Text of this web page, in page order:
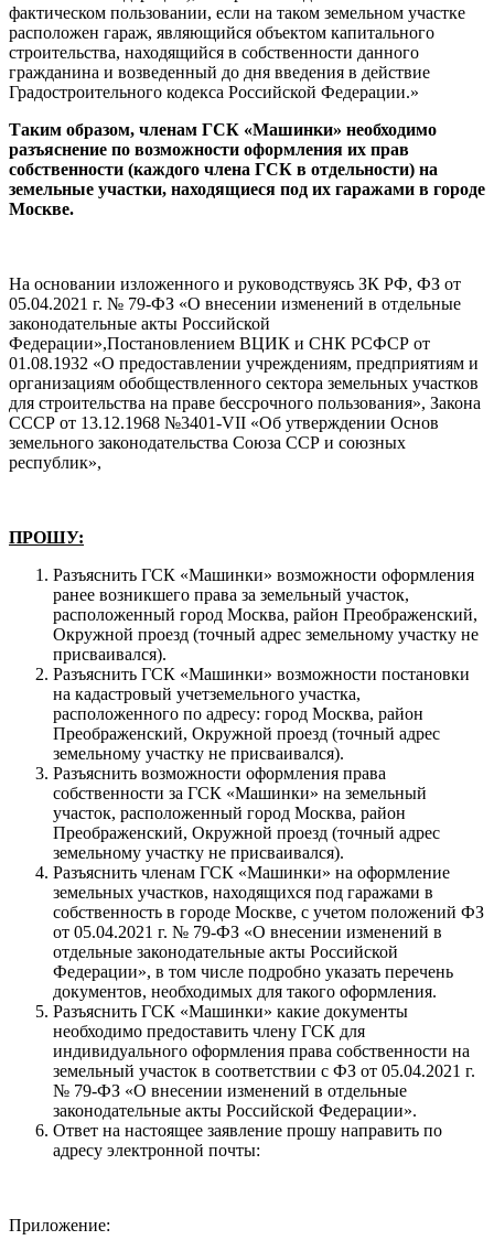
фактическом пользовании, если на таком земельном участке
расположен гараж, являющийся объектом капитального
строительства, находящийся в собственности данного
гражданина и возведенный до дня введения в действие
Градостроительного кодекса Российской Федерации.»
Таким образом, членам ГСК «Машинки» необходимо
разъяснение по возможности оформления их прав
собственности (каждого члена ГСК в отдельности) на
земельные участки, находящиеся под их гаражами в городе
Москве.
На основании изложенного и руководствуясь ЗК РФ, ФЗ от
05.04.2021 г. № 79-ФЗ «О внесении изменений в отдельные
законодательные акты Российской
Федерации»,Постановлением ВЦИК и СНК РСФСР от
01.08.1932 «О предоставлении учреждениям, предприятиям и
организациям обобществленного сектора земельных участков
для строительства на праве бессрочного пользования», Закона
СССР от 13.12.1968 №3401-VII «Об утверждении Основ
земельного законодательства Союза ССР и союзных
республик»,
ПРОШУ:
Разъяснить ГСК «Машинки» возможности оформления
ранее возникшего права за земельный участок,
расположенный город Москва, район Преображенский,
Окружной проезд (точный адрес земельному участку не
присваивался).
Разъяснить ГСК «Машинки» возможности постановки
на кадастровый учетземельного участка,
расположенного по адресу: город Москва, район
Преображенский, Окружной проезд (точный адрес
земельному участку не присваивался).
Разъяснить возможности оформления права
собственности за ГСК «Машинки» на земельный
участок, расположенный город Москва, район
Преображенский, Окружной проезд (точный адрес
земельному участку не присваивался).
Разъяснить членам ГСК «Машинки» на оформление
земельных участков, находящихся под гаражами в
собственность в городе Москве, с учетом положений ФЗ
от 05.04.2021 г. № 79-ФЗ «О внесении изменений в
отдельные законодательные акты Российской
Федерации», в том числе подробно указать перечень
документов, необходимых для такого оформления.
Разъяснить ГСК «Машинки» какие документы
необходимо предоставить члену ГСК для
индивидуального оформления права собственности на
земельный участок в соответствии с ФЗ от 05.04.2021 г.
№ 79-ФЗ «О внесении изменений в отдельные
законодательные акты Российской Федерации».
Ответ на настоящее заявление прошу направить по
адресу электронной почты:
Приложение: